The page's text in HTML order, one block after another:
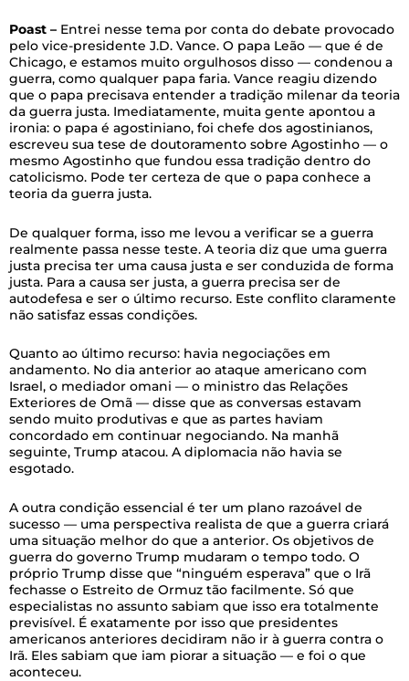
Poast – Entrei nesse tema por conta do debate provocado
pelo vice-presidente J.D. Vance. O papa Leão — que é de
Chicago, e estamos muito orgulhosos disso — condenou a
guerra, como qualquer papa faria. Vance reagiu dizendo
que o papa precisava entender a tradição milenar da teoria
da guerra justa. Imediatamente, muita gente apontou a
ironia: o papa é agostiniano, foi chefe dos agostinianos,
escreveu sua tese de doutoramento sobre Agostinho — o
mesmo Agostinho que fundou essa tradição dentro do
catolicismo. Pode ter certeza de que o papa conhece a
teoria da guerra justa.
De qualquer forma, isso me levou a verificar se a guerra
realmente passa nesse teste. A teoria diz que uma guerra
justa precisa ter uma causa justa e ser conduzida de forma
justa. Para a causa ser justa, a guerra precisa ser de
autodefesa e ser o último recurso. Este conflito claramente
não satisfaz essas condições.
Quanto ao último recurso: havia negociações em
andamento. No dia anterior ao ataque americano com
Israel, o mediador omani — o ministro das Relações
Exteriores de Omã — disse que as conversas estavam
sendo muito produtivas e que as partes haviam
concordado em continuar negociando. Na manhã
seguinte, Trump atacou. A diplomacia não havia se
esgotado.
A outra condição essencial é ter um plano razoável de
sucesso — uma perspectiva realista de que a guerra criará
uma situação melhor do que a anterior. Os objetivos de
guerra do governo Trump mudaram o tempo todo. O
próprio Trump disse que “ninguém esperava” que o Irã
fechasse o Estreito de Ormuz tão facilmente. Só que
especialistas no assunto sabiam que isso era totalmente
previsível. É exatamente por isso que presidentes
americanos anteriores decidiram não ir à guerra contra o
Irã. Eles sabiam que iam piorar a situação — e foi o que
aconteceu.